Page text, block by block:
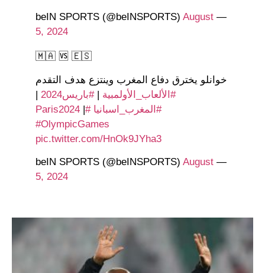
— beIN SPORTS (@beINSPORTS)
August
5, 2024
🇲🇦 🆚 🇪🇸
خوانلو يخترق دفاع المغرب وينتزع هدف التقدم
#الألعاب_الأولمبية |#باريس2024
|
#المغرب_اسبانيا #Paris2024
|
#OlympicGames
pic.twitter.com/HnOk9JYha3
— beIN SPORTS (@beINSPORTS)
August
5, 2024